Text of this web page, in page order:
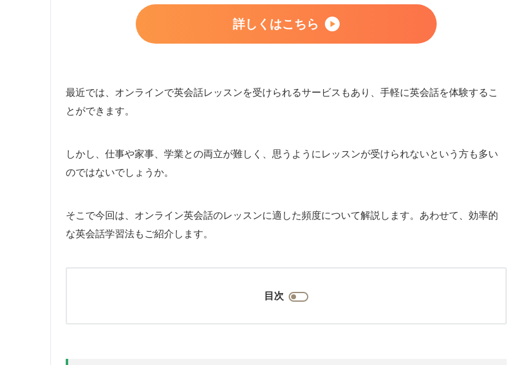
詳しくはこちら
最近では、オンラインで英会話レッスンを受けられるサービスもあり、手軽に英会話を体験するこ
とができます。
しかし、仕事や家事、学業との両立が難しく、思うようにレッスンが受けられないという方も多い
のではないでしょうか。
そこで今回は、オンライン英会話のレッスンに適した頻度について解説します。あわせて、効率的
な英会話学習法もご紹介します。
目次